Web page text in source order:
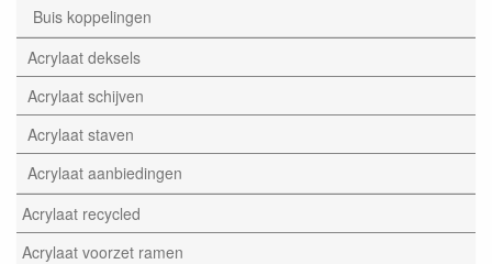
Buis koppelingen
Acrylaat deksels
Acrylaat schijven
Acrylaat staven
Acrylaat aanbiedingen
Acrylaat recycled
Acrylaat voorzet ramen